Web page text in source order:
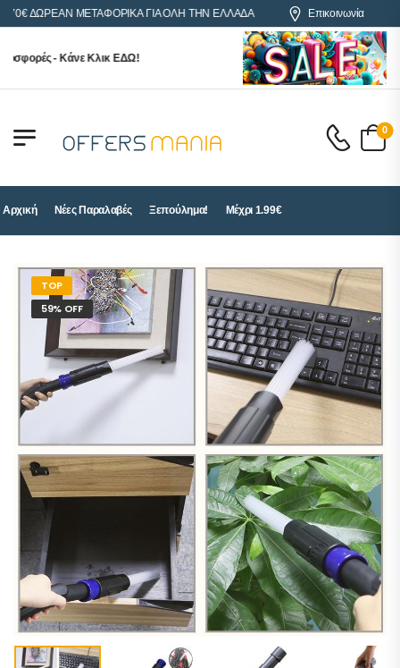
ΔΩΡΕΑΝ ΜΕΤΑΦΟΡΙΚΑ ΓΙΑ ΟΛΗ ΤΗΝ ΕΛΛΑΔΑ Επικοινωνία
- Κάνε Κλικ ΕΔΩ!
0
Αρχική Νέες Παραλαβές Ξεπούλημα! Μέχρι 1.99€
TOP
59% OFF